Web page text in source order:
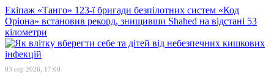
Екіпаж «Танго» 123-ї бригади безпілотних систем «Код
Оріона» встановив рекорд, знищивши Shahed на відстані 53
кілометри
03 сер 2026, 17:00